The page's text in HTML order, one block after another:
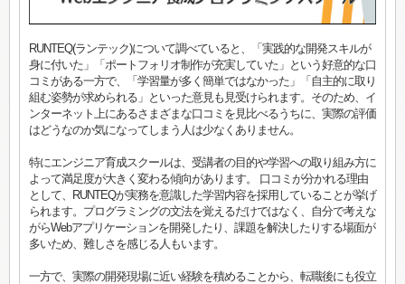
RUNTEQ(ランテック)について調べていると、「実践的な開発スキルが
身に付いた」「ポートフォリオ制作が充実していた」という好意的な口
コミがある一方で、「学習量が多く簡単ではなかった」「自主的に取り
組む姿勢が求められる」といった意見も見受けられます。そのため、イ
ンターネット上にあるさまざまな口コミを見比べるうちに、実際の評価
はどうなのか気になってしまう人は少なくありません。
特にエンジニア育成スクールは、受講者の目的や学習への取り組み方に
よって満足度が大きく変わる傾向があります。 口コミが分かれる理由
として、RUNTEQが実務を意識した学習内容を採用していることが挙げ
られます。プログラミングの文法を覚えるだけではなく、自分で考えな
がらWebアプリケーションを開発したり、課題を解決したりする場面が
多いため、難しさを感じる人もいます。
一方で、実際の開発現場に近い経験を積めることから、転職後にも役立